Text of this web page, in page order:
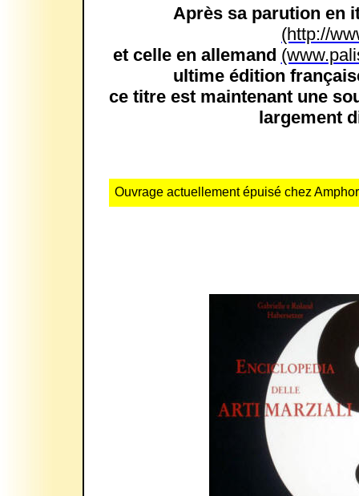
Après sa parution en
(http://
et celle en allemand
ultime édition
ce titre est maintenant une
largement
Ouvrage actuellement épuisé chez